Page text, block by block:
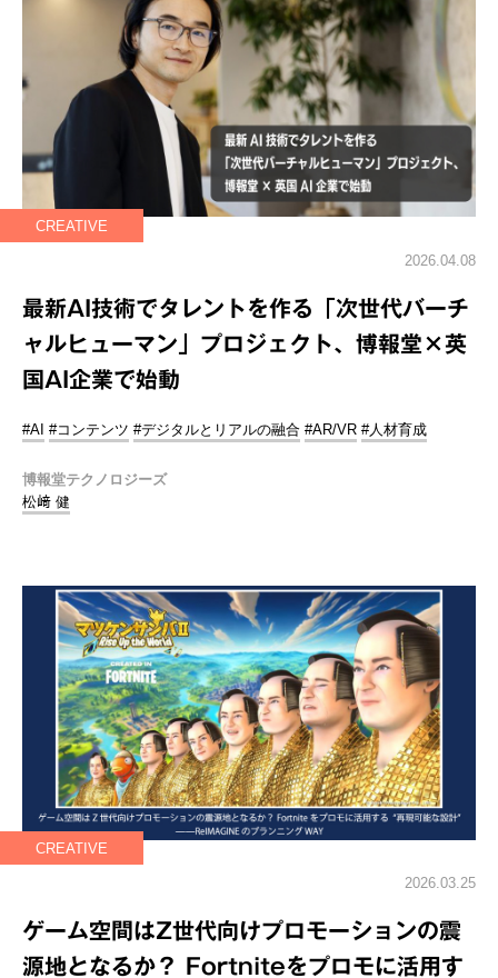
CREATIVE
2026.04.08
最新AI技術でタレントを作る「次世代バーチ
ャルヒューマン」プロジェクト、博報堂×英
国AI企業で始動
#AI #コンテンツ #デジタルとリアルの融合 #AR/VR #人材育成
博報堂テクノロジーズ
松﨑 健
CREATIVE
2026.03.25
ゲーム空間はZ世代向けプロモーションの震
源地となるか？ Fortniteをプロモに活用す